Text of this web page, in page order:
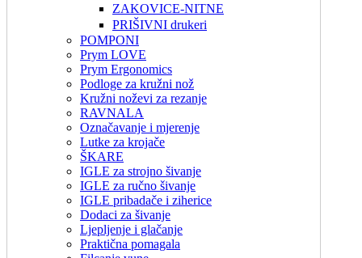
ZAKOVICE-NITNE
PRIŠIVNI drukeri
POMPONI
Prym LOVE
Prym Ergonomics
Podloge za kružni nož
Kružni noževi za rezanje
RAVNALA
Označavanje i mjerenje
Lutke za krojače
ŠKARE
IGLE za strojno šivanje
IGLE za ručno šivanje
IGLE pribadače i ziherice
Dodaci za šivanje
Ljepljenje i glačanje
Praktična pomagala